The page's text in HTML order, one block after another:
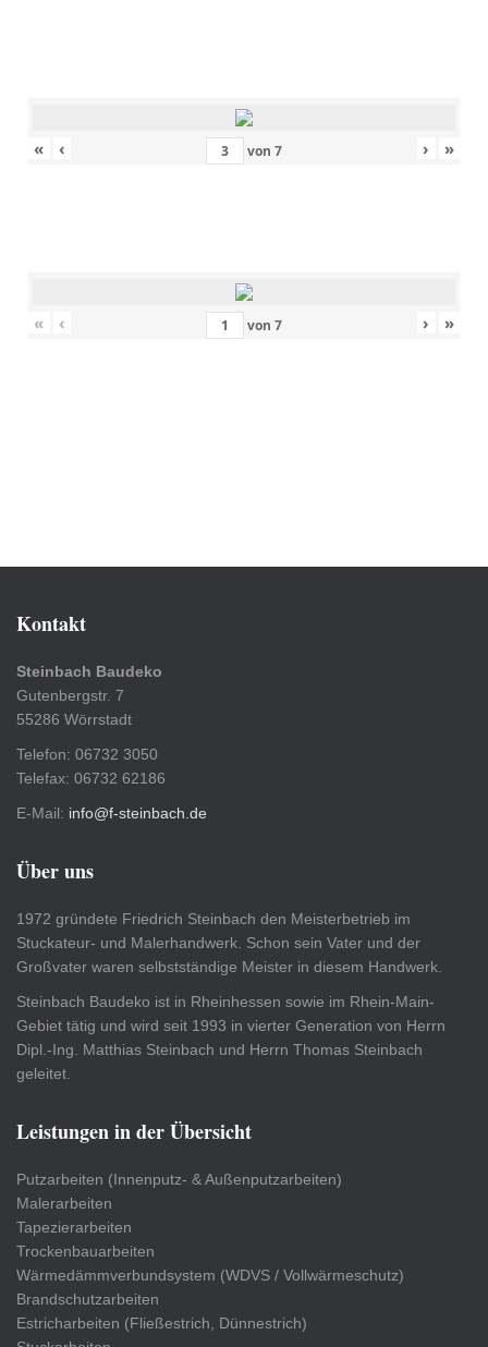
« ‹ von 7 › »
« ‹ von 7 › »
Kontakt
Steinbach Baudeko
Gutenbergstr. 7
55286 Wörrstadt
Telefon: 06732 3050
Telefax: 06732 62186
E-Mail: info@f-steinbach.de
Über uns
1972 gründete Friedrich Steinbach den Meisterbetrieb im
Stuckateur- und Malerhandwerk. Schon sein Vater und der
Großvater waren selbstständige Meister in diesem Handwerk.
Steinbach Baudeko ist in Rheinhessen sowie im Rhein-Main-
Gebiet tätig und wird seit 1993 in vierter Generation von Herrn
Dipl.-Ing. Matthias Steinbach und Herrn Thomas Steinbach
geleitet.
Leistungen in der Übersicht
Putzarbeiten (Innenputz- & Außenputzarbeiten)
Malerarbeiten
Tapezierarbeiten
Trockenbauarbeiten
Wärmedämmverbundsystem (WDVS / Vollwärmeschutz)
Brandschutzarbeiten
Estricharbeiten (Fließestrich, Dünnestrich)